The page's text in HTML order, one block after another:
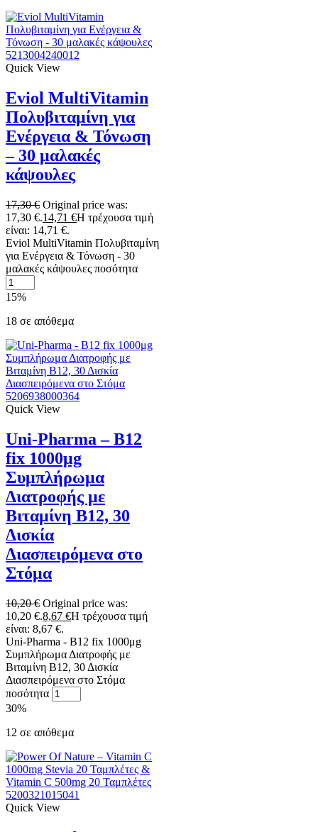
5213004240012
Quick View
Eviol MultiVitamin
Πολυβιταμίνη για
Ενέργεια & Τόνωση
– 30 μαλακές
κάψουλες
17,30€ Original price was:
17,30 €.14,71 €Η τρέχουσα τιμή
είναι: 14,71 €.
Eviol MultiVitamin Πολυβιταμίνη
για Ενέργεια & Τόνωση - 30
μαλακές κάψουλες ποσότητα
15%
18 σε απόθεμα
5206938000364
Quick View
Uni-Pharma – B12
fix 1000μg
Συμπλήρωμα
Διατροφής με
Βιταμίνη Β12, 30
Δισκία
Διασπειρόμενα στο
Στόμα
10,20€ Original price was:
10,20 €.8,67 €Η τρέχουσα τιμή
είναι: 8,67 €.
Uni-Pharma - B12 fix 1000μg
Συμπλήρωμα Διατροφής με
Βιταμίνη Β12, 30 Δισκία
Διασπειρόμενα στο Στόμα
ποσότητα
30%
12 σε απόθεμα
5200321015041
Quick View